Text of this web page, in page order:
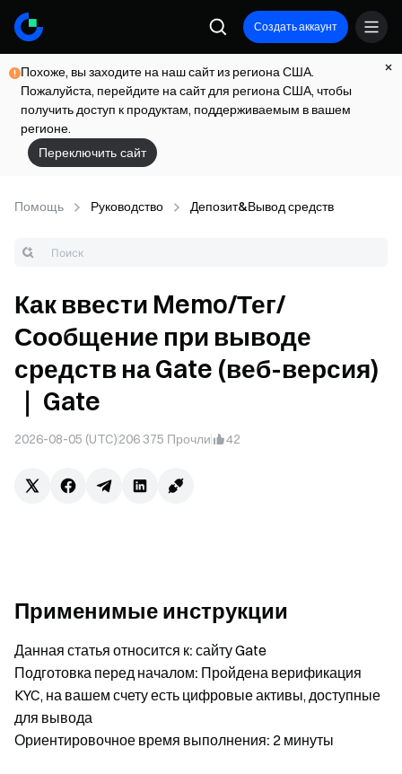
Создать аккаунт
Похоже, вы заходите на наш сайт из региона США.
Пожалуйста, перейдите на сайт для региона США, чтобы
получить доступ к продуктам, поддерживаемым в вашем
регионе.
Переключить сайт
Помощь Руководство Депозит&Вывод средств
Как ввести Memo/Тег/
Сообщение при выводе
средств на Gate (веб-версия)
｜ Gate
2026-08-05 (UTC)206 375 Прочли 42
Применимые инструкции
Данная статья относится к: сайту Gate
Подготовка перед началом: Пройдена верификация
KYC, на вашем счету есть цифровые активы, доступные
для вывода
Ориентировочное время выполнения: 2 минуты